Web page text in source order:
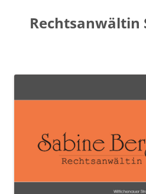
springen
Rechtsanwältin